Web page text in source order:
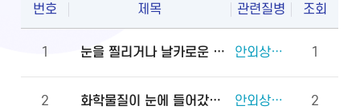
번호 제목 관련질병 조회
1 눈을 찔리거나 날카로운 물체에 다쳤을 때 물로 씻어도 되나요? 안외상(천공 외상) 1
2 화학물질이 눈에 들어갔을 때 안과에 먼저 가야 하나요, 물로 먼저 씻어야 하나요? 안외상(각막화상) 2